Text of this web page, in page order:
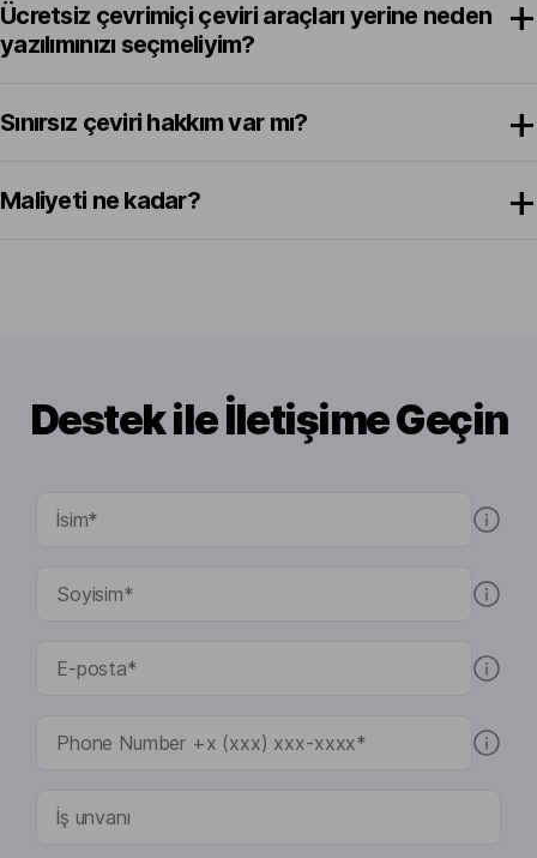
Ücretsiz çevrimiçi çeviri araçları yerine neden
yazılımınızı seçmeliyim?
Sınırsız çeviri hakkım var mı?
Maliyeti ne kadar?
Destek ile İletişime Geçin